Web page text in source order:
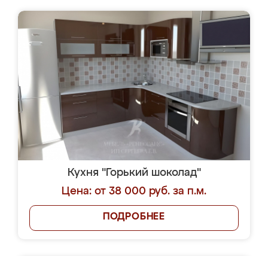
Кухня "Горький шоколад"
Цена: от 38 000 руб. за п.м.
ПОДРОБНЕЕ